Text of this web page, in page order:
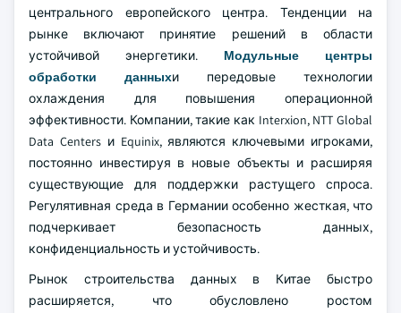
центрального европейского центра. Тенденции на
рынке включают принятие решений в области
устойчивой энергетики. Модульные центры
обработки данныхи передовые технологии
охлаждения для повышения операционной
эффективности. Компании, такие как Interxion, NTT Global
Data Centers и Equinix, являются ключевыми игроками,
постоянно инвестируя в новые объекты и расширяя
существующие для поддержки растущего спроса.
Регулятивная среда в Германии особенно жесткая, что
подчеркивает безопасность данных,
конфиденциальность и устойчивость.
Рынок строительства данных в Китае быстро
расширяется, что обусловлено ростом